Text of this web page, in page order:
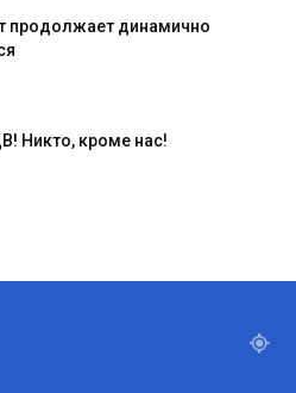
продолжает динамично
Никто, кроме нас!